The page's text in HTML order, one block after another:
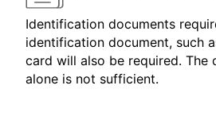
Identification documents
identification document, such
card will also be required. The
alone is not sufficient.